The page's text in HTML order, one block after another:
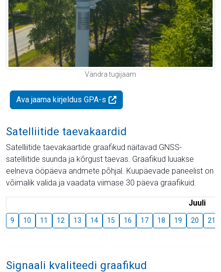
Vändra tugijaam
Ava jaama kirjeldus GPA-s
Satelliitide taevakaardid
Satelliitide taevakaartide graafikud näitavad GNSS-
satelliitide suunda ja kõrgust taevas. Graafikud luuakse
eelneva ööpäeva andmete põhjal. Kuupäevade paneelist on
võimalik valida ja vaadata viimase 30 päeva graafikuid.
Juuli
9 10 11 12 13 14 15 16 17 18 19 20 21
Signaali kvaliteedi graafikud